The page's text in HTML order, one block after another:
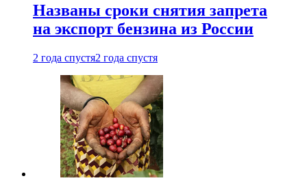
Названы сроки снятия запрета
на экспорт бензина из России
2 года спустя2 года спустя